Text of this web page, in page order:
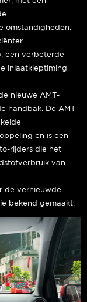
omstandigheden.
een verbeterde
inlaatkleptiming
nieuwe AMT-
handbak. De AMT-
en is een
rijders die het
van
de vernieuwde
bekend gemaakt.